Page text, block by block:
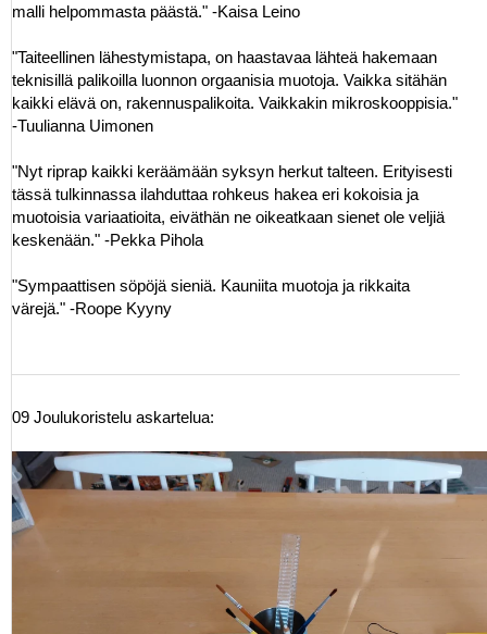
malli helpommasta päästä." -Kaisa Leino
"Taiteellinen lähestymistapa, on haastavaa lähteä hakemaan
teknisillä palikoilla luonnon orgaanisia muotoja. Vaikka sitähän
kaikki elävä on, rakennuspalikoita. Vaikkakin mikroskooppisia."
-Tuulianna Uimonen
"Nyt riprap kaikki keräämään syksyn herkut talteen. Erityisesti
tässä tulkinnassa ilahduttaa rohkeus hakea eri kokoisia ja
muotoisia variaatioita, eiväthän ne oikeatkaan sienet ole veljiä
keskenään." -Pekka Pihola
"Sympaattisen söpöjä sieniä. Kauniita muotoja ja rikkaita
värejä." -Roope Kyyny
09 Joulukoristelu askartelua: